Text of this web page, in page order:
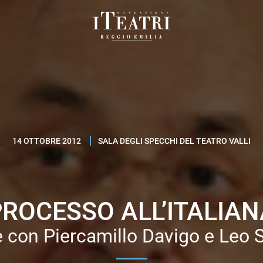
14 OTTOBRE 2012 SALA DEGLI SPECCHI DEL TEATRO VALLI
con Piercamillo Davigo e Leo